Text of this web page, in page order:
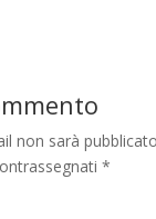
non sarà
*